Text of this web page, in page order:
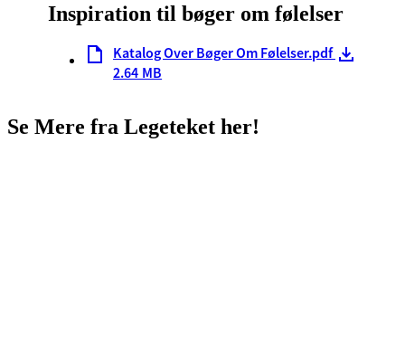
Inspiration til bøger om følelser
Katalog Over Bøger Om Følelser.pdf
2.64 MB
Se Mere fra Legeteket her!